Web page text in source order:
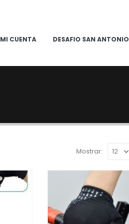
MI CUENTA DESAFIO SAN ANTONIO
Mostrar: